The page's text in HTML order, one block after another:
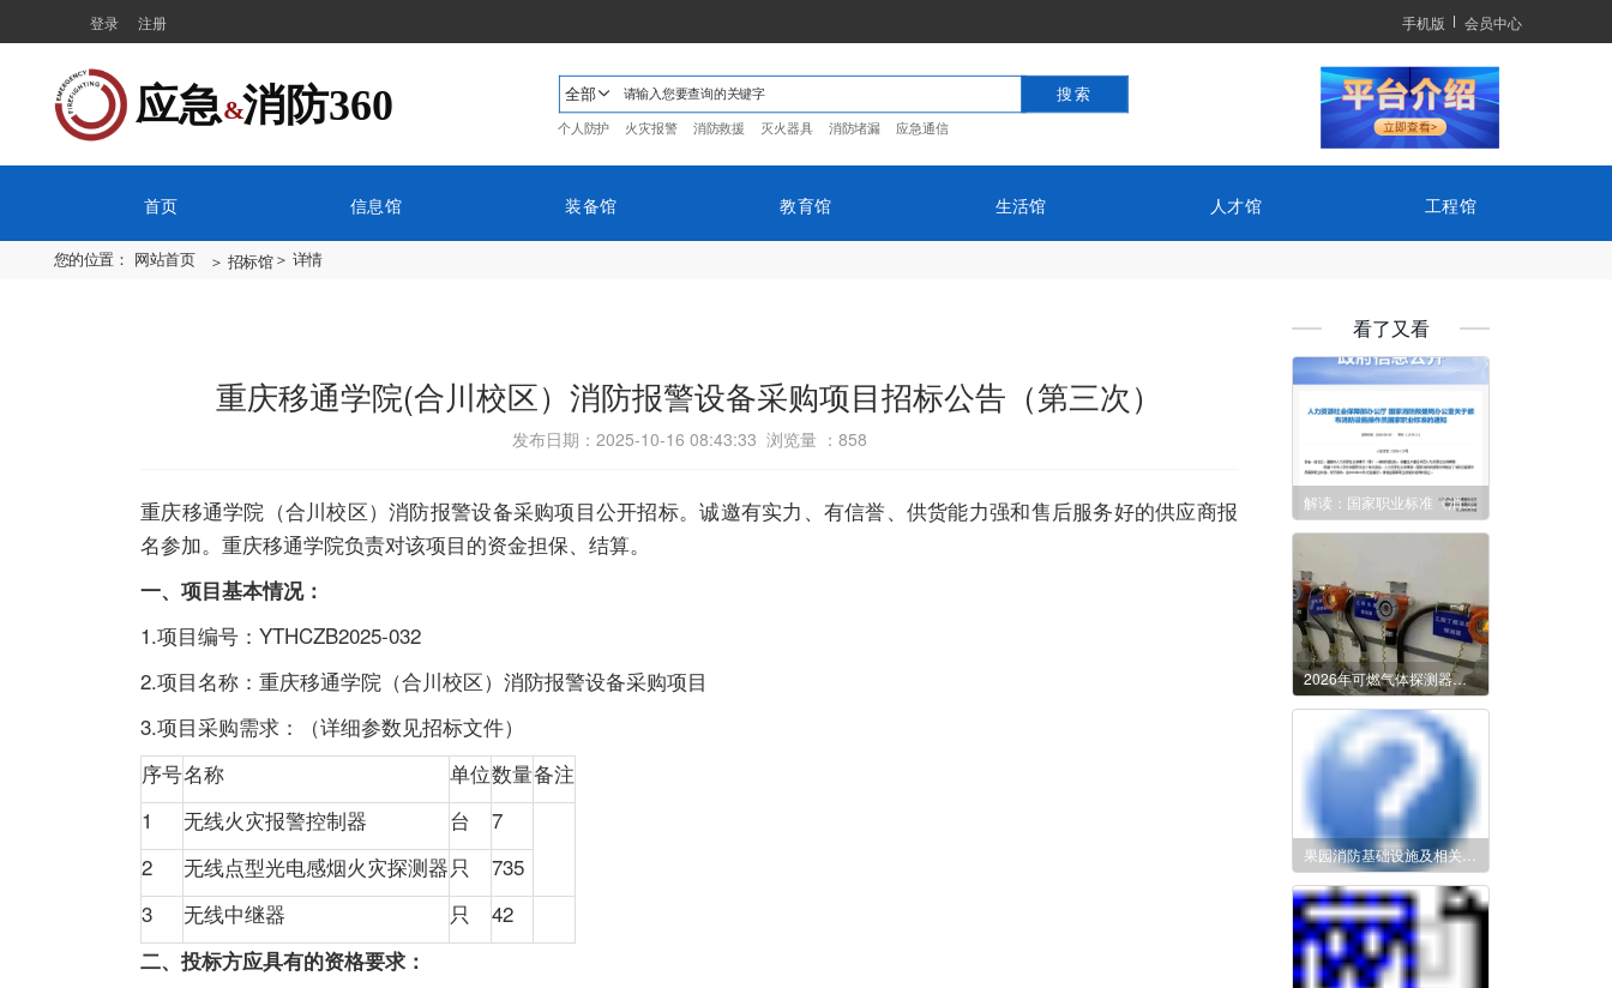
登录 注册 手机版 会员中心
全部
个人防护 火灾报警 消防救援 灭火器具 消防堵漏 应急通信
应急  消防360
&
首页 信息馆 装备馆 教育馆 生活馆 人才馆 工程馆
您的位置： 网站首页 ＞ 招标馆＞ 详情
重庆移通学院(合川校区）消防报警设备采购项目招标公告（第三次）
发布日期：2025-10-16 08:43:33 浏览量 ： 858
重庆移通学院（合川校区）消防报警设备采购项目公开招标。诚邀有实力、有信誉、供货能力强和售后服务好的供应商报
名参加。重庆移通学院负责对该项目的资金担保、结算。
一、项目基本情况：
1.项目编号：YTHCZB2025-032
2.项目名称：重庆移通学院（合川校区）消防报警设备采购项目
3.项目采购需求：（详细参数见招标文件）
序号名称 单位数量备注
1
无线火灾报警控制器 台
7
2
无线点型光电感烟火灾探测器 只
735
3
无线中继器 只 42
二、 投标方应具有的资格要求 ：
看了又看
解读：国家职业标准《消防设施操作员（2026年版）》10月1日起执行
2026年可燃气体探测器报废新规：硬性标准+全流程合规指南